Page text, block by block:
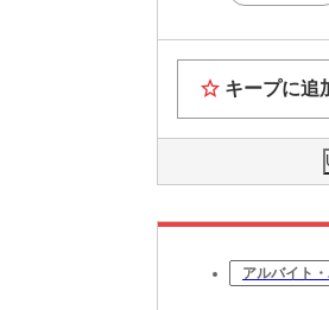
キープに追
アルバイト